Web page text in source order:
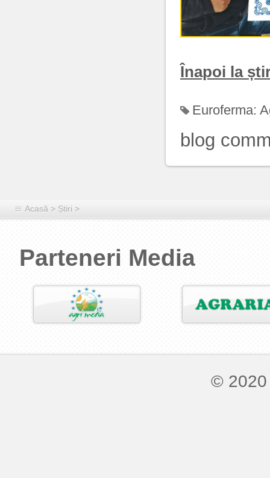
Înapoi la
Euroferma:
blog
Acasă > Știri >
Parteneri Media
©